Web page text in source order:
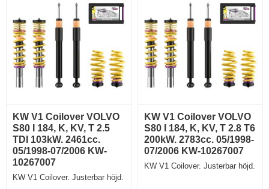
KW V1 Coilover VOLVO
S80 I 184, K, KV, T 2.5
TDI 103kW. 2461cc.
05/1998-07/2006 KW-
10267007
KW V1 Coilover. Justerbar höjd.
KW V1 Coilover VOLVO
S80 I 184, K, KV, T 2.8 T6
200kW. 2783cc. 05/1998-
07/2006 KW-10267007
KW V1 Coilover. Justerbar höjd.